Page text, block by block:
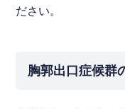
ださい。
胸郭出口症候群